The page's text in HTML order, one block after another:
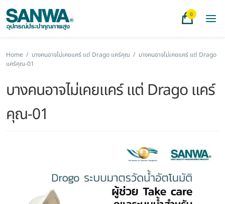
0
Home / บางคนอาจไม่เคยแคร์ แต่ Drago แคร์คุณ / บางคนอาจไม่เคยแคร์ แต่ Drago
แคร์คุณ-01
บางคนอาจไม่เคยแคร์ แต่ Drago แคร์
คุณ-01